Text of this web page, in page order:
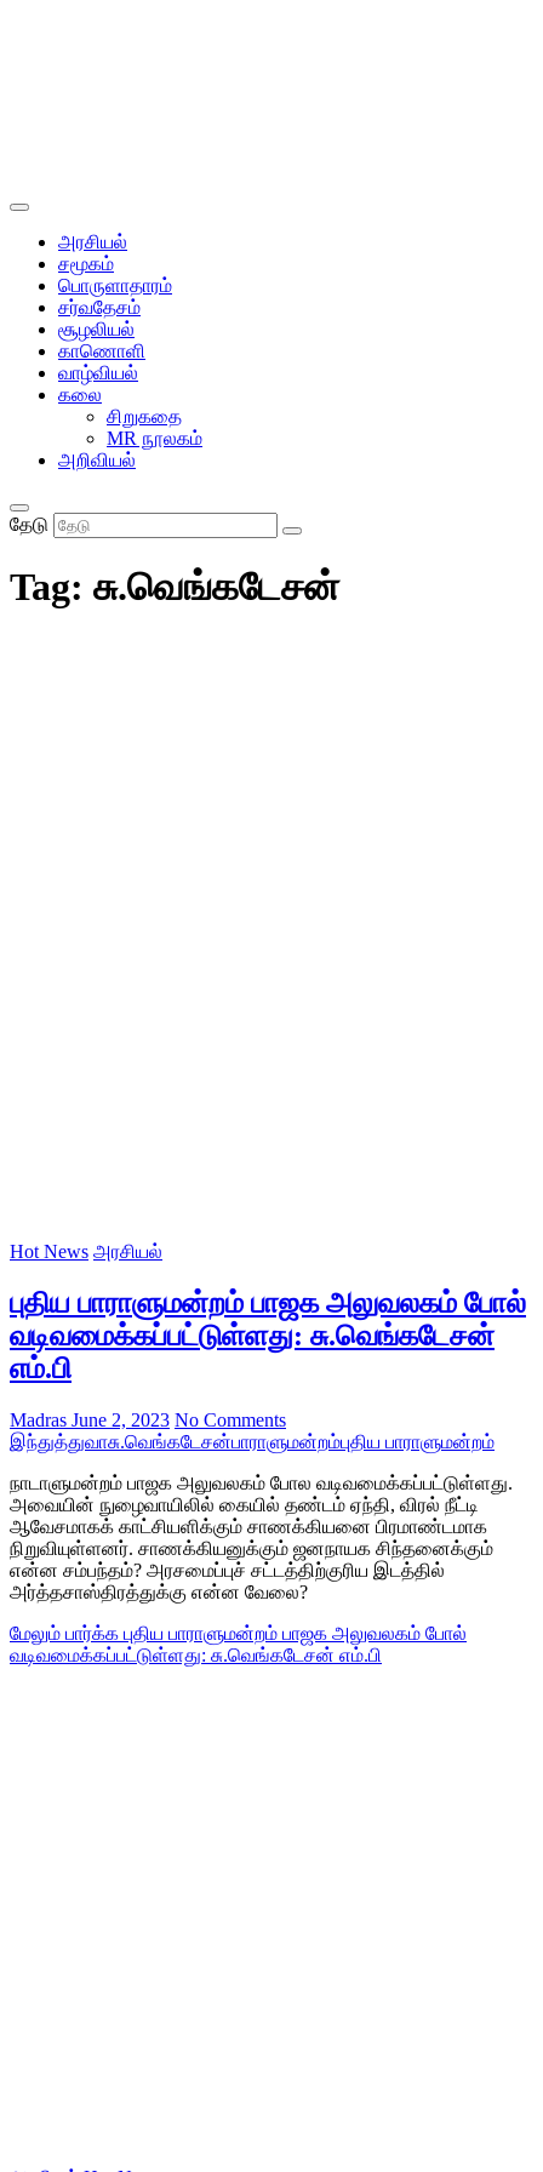
அரசியல்
சமூகம்
பொருளாதாரம்
சர்வதேசம்
சூழலியல்
காணொளி
வாழ்வியல்
கலை
சிறுகதை
MR நூலகம்
அறிவியல்
தேடு
Tag: சு.வெங்கடேசன்
Hot News அரசியல்
புதிய பாராளுமன்றம் பாஜக அலுவலகம் போல்
வடிவமைக்கப்பட்டுள்ளது: சு.வெங்கடேசன்
எம்.பி
Madras June 2, 2023 No Comments
இந்துத்துவாசு.வெங்கடேசன்பாராளுமன்றம்புதிய பாராளுமன்றம்
நாடாளுமன்றம் பாஜக அலுவலகம் போல வடிவமைக்கப்பட்டுள்ளது.
அவையின் நுழைவாயிலில் கையில் தண்டம் ஏந்தி, விரல் நீட்டி
ஆவேசமாகக் காட்சியளிக்கும் சாணக்கியனை பிரமாண்டமாக
நிறுவியுள்ளனர். சாணக்கியனுக்கும் ஜனநாயக சிந்தனைக்கும்
என்ன சம்பந்தம்? அரசமைப்புச் சட்டத்திற்குரிய இடத்தில்
அர்த்தசாஸ்திரத்துக்கு என்ன வேலை?
மேலும் பார்க்க புதிய பாராளுமன்றம் பாஜக அலுவலகம் போல்
வடிவமைக்கப்பட்டுள்ளது: சு.வெங்கடேசன் எம்.பி